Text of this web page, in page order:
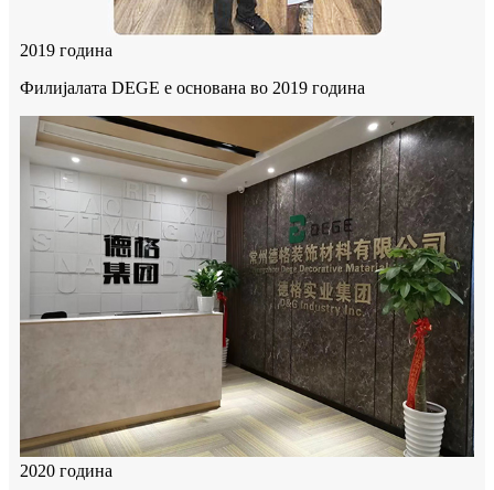
2019 година
Филијалата DEGE е основана во 2019 година
2020 година